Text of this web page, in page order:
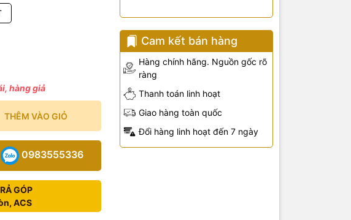
hàng giả
THÊM VÀO GIỎ
0983555336
GÓP
ACS
Cam kết bán hàng
Hàng chính hãng. Nguồn gốc rõ
ràng
Thanh toán linh hoạt
Giao hàng toàn quốc
Đổi hàng linh hoạt đến 7 ngày